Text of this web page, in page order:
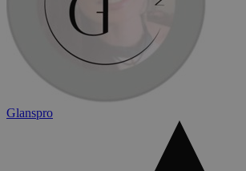
Glanspro